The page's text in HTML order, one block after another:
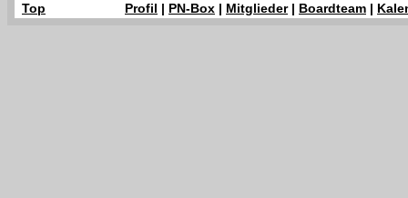
Top Profil | PN-Box | Mitglieder| Boardteam |